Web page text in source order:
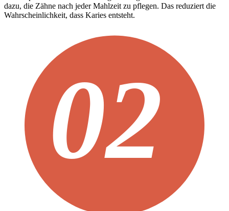
dazu, die Zähne nach jeder Mahlzeit zu pflegen. Das reduziert die
Wahrscheinlichkeit, dass Karies entsteht.